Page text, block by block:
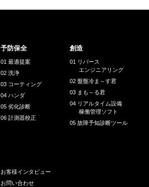
予防保全
01 最適提案
02 洗浄
03 コーティング
04 ハンダ
05 劣化診断
06 計測器校正
創造
01 リバース
エンジニアリング
02 盤盤冷ま～す君
03 まも～る君
04 リアルタイム設備
稼働管理ソフト
05 故障予知診断ツール
お客様インタビュー
お問い合わせ